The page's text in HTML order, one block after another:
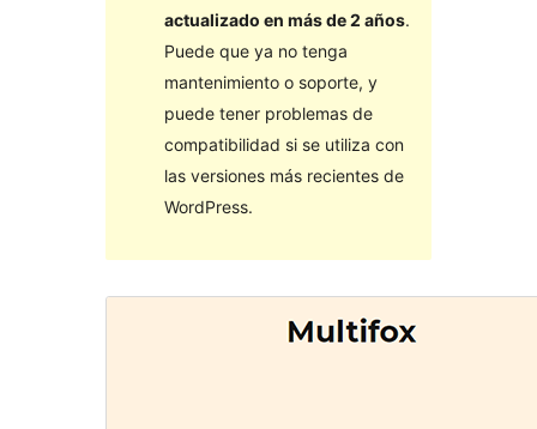
actualizado en más de 2 años.
Puede que ya no tenga
mantenimiento o soporte, y
puede tener problemas de
compatibilidad si se utiliza con
las versiones más recientes de
WordPress.